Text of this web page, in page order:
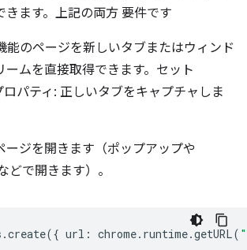
きます。上記の両方 要件です
能のページを新しいタブまたはウィンド
ームを直接取得できます。セット
ロパティ: 正しいタブをキャプチャしま
ージを開きます（ポップアップや
どで開きます）。
.create({ url : chrome. runtime.getURL(